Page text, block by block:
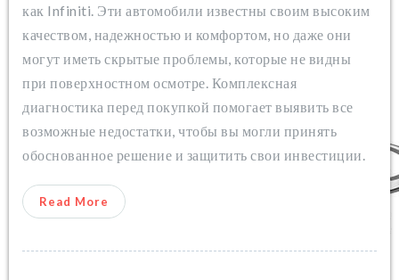
как Infiniti. Эти автомобили известны своим высоким
качеством, надежностью и комфортом, но даже они
могут иметь скрытые проблемы, которые не видны
при поверхностном осмотре. Комплексная
диагностика перед покупкой помогает выявить все
возможные недостатки, чтобы вы могли принять
обоснованное решение и защитить свои инвестиции.
Read More